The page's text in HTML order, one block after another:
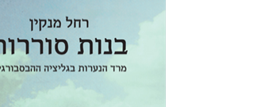
רחל מנקין
יפתח בריל